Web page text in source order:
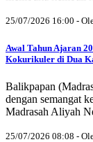
25/07/2026 16:00 -
Awal Tahun Ajaran
Kokurikuler di Dua
Balikpapan
dengan semangat
Madrasah Aliyah
25/07/2026 08:08 -